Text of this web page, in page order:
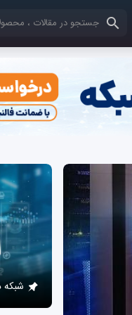
کلمات کلیدی خود را وارد
شبکه